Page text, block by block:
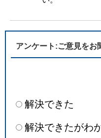
アンケート:ご意見をお
解決できた
解決できたがわ